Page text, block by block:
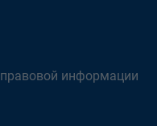
информации